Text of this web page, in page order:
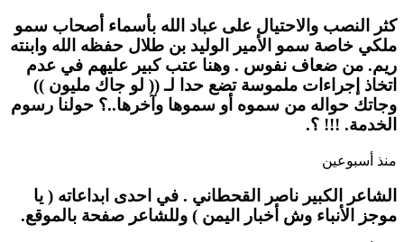
كثر النصب والاحتيال على عباد الله بأسماء أصحاب سمو
ملكي خاصة سمو الأمير الوليد بن طلال حفظه الله وابنته
ريم. من ضعاف نفوس . وهنا عتب كبير عليهم في عدم
اتخاذ إجراءات ملموسة تضع حدا لـ (( لو جاك مليون ))
وجاتك حواله من سموه أو سموها وآخرها..؟ حولنا رسوم
الخدمة. !!! ؟.
منذ أسبوعين
الشاعر الكبير ناصر القحطاني . في احدى ابداعاته ( يا
موجز الأنباء وش أخبار اليمن ) وللشاعر صفحة بالموقع.